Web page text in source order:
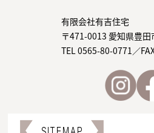
有限会社有吉住宅
〒471-0013 愛知県豊
TEL 0565-80-0771／